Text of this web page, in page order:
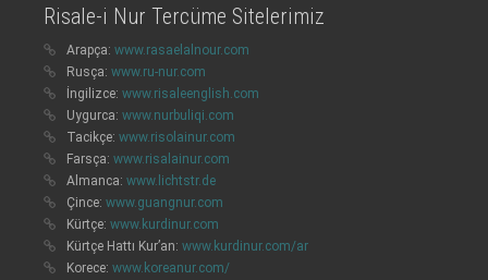
Risale-i Nur Tercüme Sitelerimiz
Arapça: www.rasaelalnour.com
Rusça: www.ru-nur.com
İngilizce: www.risaleenglish.com
Uygurca: www.nurbuliqi.com
Tacikçe: www.risolainur.com
Farsça: www.risalainur.com
Almanca: www.lichtstr.de
Çince: www.guangnur.com
Kürtçe: www.kurdinur.com
Kürtçe Hattı Kur’an: www.kurdinur.com/ar
Korece: www.koreanur.com/